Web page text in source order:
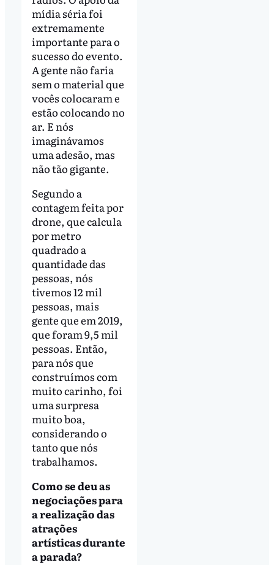
mídia séria foi
extremamente
importante para o
sucesso do evento.
A gente não faria
sem o material que
vocês colocaram e
estão colocando no
ar. E nós
imaginávamos
uma adesão, mas
não tão gigante.
Segundo a
contagem feita por
drone, que calcula
por metro
quadrado a
quantidade das
pessoas, nós
tivemos 12 mil
pessoas, mais
gente que em 2019,
que foram 9,5 mil
pessoas. Então,
para nós que
construímos com
muito carinho, foi
uma surpresa
muito boa,
considerando o
tanto que nós
trabalhamos.
Como se deu as
negociações para
a realização das
atrações
artísticas durante
a parada?